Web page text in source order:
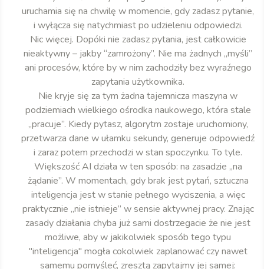
uruchamia się na chwilę w momencie, gdy zadasz pytanie,
i wyłącza się natychmiast po udzieleniu odpowiedzi.
Nic więcej. Dopóki nie zadasz pytania, jest całkowicie
nieaktywny – jakby “zamrożony”. Nie ma żadnych „myśli”
ani procesów, które by w nim zachodziły bez wyraźnego
zapytania użytkownika.
Nie kryje się za tym żadna tajemnicza maszyna w
podziemiach wielkiego ośrodka naukowego, która stale
„pracuje”. Kiedy pytasz, algorytm zostaje uruchomiony,
przetwarza dane w ułamku sekundy, generuje odpowiedź
i zaraz potem przechodzi w stan spoczynku. To tyle.
Większość AI działa w ten sposób: na zasadzie „na
żądanie”. W momentach, gdy brak jest pytań, sztuczna
inteligencja jest w stanie pełnego wyciszenia, a więc
praktycznie „nie istnieje” w sensie aktywnej pracy. Znając
zasady działania chyba już sami dostrzegacie że nie jest
możliwe, aby w jakikolwiek sposób tego typu
"inteligencja" mogła cokolwiek zaplanować czy nawet
samemu pomyśleć, zresztą zapytajmy jej samej: